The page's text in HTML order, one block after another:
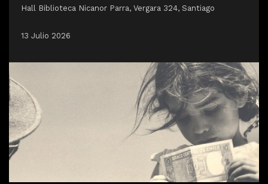
Hall Biblioteca Nicanor Parra, Vergara 324, Santiago
13 Julio 2026